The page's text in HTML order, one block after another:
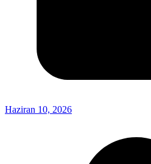
Haziran 10, 2026